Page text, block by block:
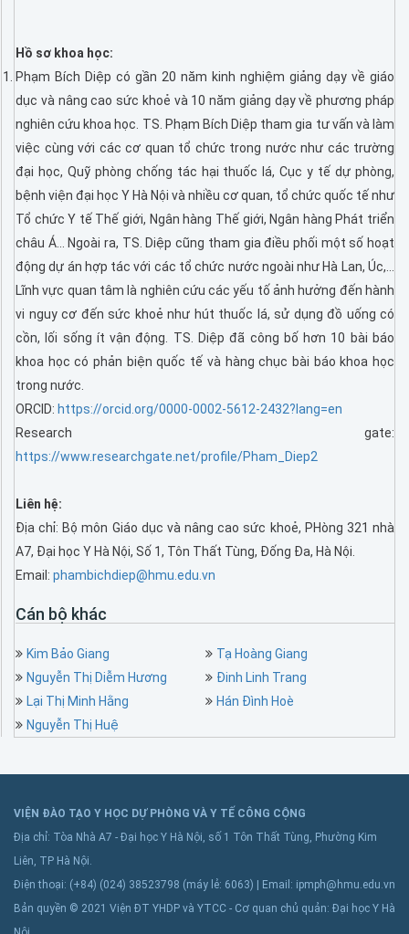
Hồ sơ khoa học:
Phạm Bích Diệp có gần 20 năm kinh nghiệm giảng dạy về giáo
dục và nâng cao sức khoẻ và 10 năm giảng dạy về phương pháp
nghiên cứu khoa học. TS. Phạm Bích Diệp tham gia tư vấn và làm
việc cùng với các cơ quan tổ chức trong nước như các trường
đại học, Quỹ phòng chống tác hại thuốc lá, Cục y tế dự phòng,
bệnh viện đại học Y Hà Nội và nhiều cơ quan, tổ chức quốc tế như
Tổ chức Y tế Thế giới, Ngân hàng Thế giới, Ngân hàng Phát triển
châu Á… Ngoài ra, TS. Diệp cũng tham gia điều phối một số hoạt
động dự án hợp tác với các tổ chức nước ngoài như Hà Lan, Úc,...
Lĩnh vực quan tâm là nghiên cứu các yếu tố ảnh hưởng đến hành
vi nguy cơ đến sức khoẻ như hút thuốc lá, sử dụng đồ uống có
cồn, lối sống ít vận động. TS. Diệp đã công bố hơn 10 bài báo
khoa học có phản biện quốc tế và hàng chục bài báo khoa học
trong nước.
ORCID: https://orcid.org/0000-0002-5612-2432?lang=en
Research gate:
https://www.researchgate.net/profile/Pham_Diep2
Liên hệ:
Địa chỉ: Bộ môn Giáo dục và nâng cao sức khoẻ, PHòng 321 nhà
A7, Đại học Y Hà Nội, Số 1, Tôn Thất Tùng, Đống Đa, Hà Nội.
Email: phambichdiep@hmu.edu.vn
Cán bộ khác
Kim Bảo Giang
Tạ Hoàng Giang
Nguyễn Thị Diễm Hương
Đinh Linh Trang
Lại Thị Minh Hằng
Hán Đình Hoè
Nguyễn Thị Huệ
VIỆN ĐÀO TẠO Y HỌC DỰ PHÒNG VÀ Y TẾ CÔNG CỘNG
Địa chỉ: Tòa Nhà A7 - Đại học Y Hà Nội, số 1 Tôn Thất Tùng, Phường Kim
Liên, TP Hà Nội.
Điện thoại: (+84) (024) 38523798 (máy lẻ: 6063) | Email: ipmph@hmu.edu.vn
Bản quyền © 2021 Viện ĐT YHDP và YTCC - Cơ quan chủ quản: Đại học Y Hà